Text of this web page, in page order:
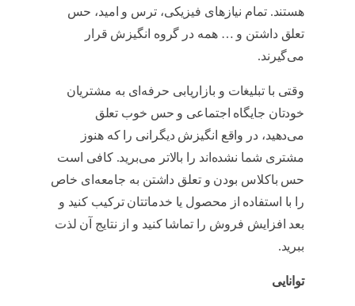
هستند. تمام نیازهای فیزیکی، ترس و امید، حس
تعلق داشتن و … همه در گروه انگیزش قرار
می‌گیرند.
وقتی با تبلیغات و بازاریابی حرفه‌ای به مشتریان
خودتان جایگاه اجتماعی و حس خوب تعلق
می‌دهید، در واقع انگیزش دیگرانی را که هنوز
مشتری شما نشده‌اند را بالاتر می‌برید. کافی است
حس باکلاس بودن و تعلق داشتن به جامعه‌ای خاص
را با استفاده از محصول یا خدماتتان ترکیب کنید و
بعد افزایش فروش را تماشا کنید و از نتایج آن لذت
ببرید.
توانایی